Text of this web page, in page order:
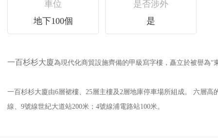
車位
地下100個
是否涉外
是
一百杉杉大廈為現代化商貿設施齊備的甲級寫字樓，矗立於被譽為“
一百杉杉大廈由6層裙樓、25層主樓及2層地庫停車場所組成。 六層高
線、9號線世紀大道站200米；4號線浦電路站100米。